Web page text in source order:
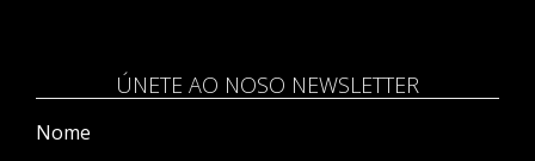
ÚNETE AO NOSO NEWSLETTER
Nome